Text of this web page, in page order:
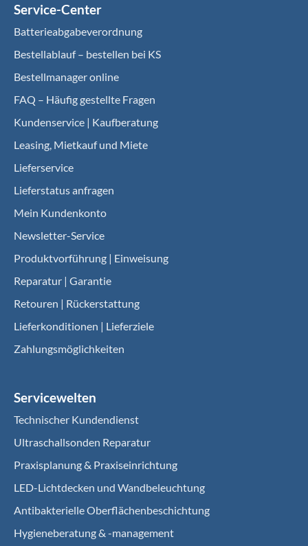
Service-Center
Batterieabgabeverordnung
Bestellablauf – bestellen bei KS
Bestellmanager online
FAQ – Häufig gestellte Fragen
Kundenservice | Kaufberatung
Leasing, Mietkauf und Miete
Lieferservice
Lieferstatus anfragen
Mein Kundenkonto
Newsletter-Service
Produktvorführung | Einweisung
Reparatur | Garantie
Retouren | Rückerstattung
Lieferkonditionen | Lieferziele
Zahlungsmöglichkeiten
Servicewelten
Technischer Kundendienst
Ultraschallsonden Reparatur
Praxisplanung & Praxiseinrichtung
LED-Lichtdecken und Wandbeleuchtung
Antibakterielle Oberflächenbeschichtung
Hygieneberatung & -management